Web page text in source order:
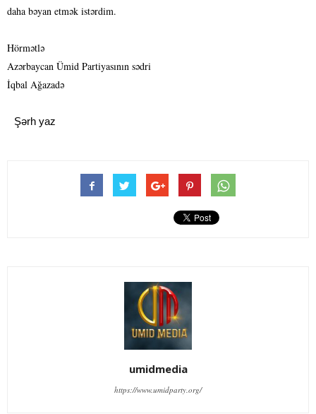
daha bəyan etmək istərdim.
Hörmətlə
Azərbaycan Ümid Partiyasının sədri
İqbal Ağazadə
Şərh yaz
umidmedia
https://www.umidparty.org/